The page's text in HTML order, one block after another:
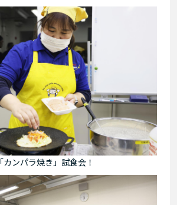
「カンパラ焼き」試食会！